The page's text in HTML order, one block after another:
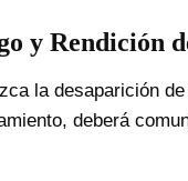
y Rendición
la desaparición
deberá